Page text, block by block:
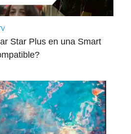
Star Plus en una Smart